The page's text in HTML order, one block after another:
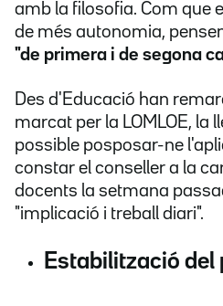
amb la filosofia. Com que
de més autonomia,
"de primera i de segona
Des d'Educació han
marcat per la LOMLOE, la
possible posposar-ne
constar el conseller a la
docents la setmana
"implicació i treball diari".
Estabilització del